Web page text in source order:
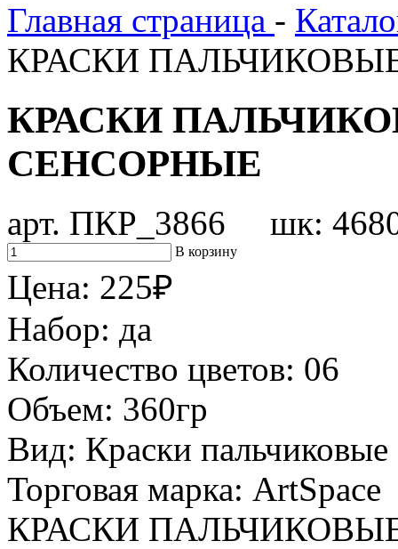
Главная страница -
КРАСКИ
КРАСКИ
СЕНСОРНЫЕ
арт. ПКР_3866 шк:
В корзину
Цена: 225₽
Набор: да
Количество цветов: 06
Объем: 360гр
Вид: Краски пальчиковые
Торговая марка: ArtSpace
КРАСКИ